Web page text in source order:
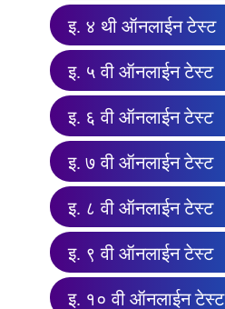
इ. ४ थी ऑनलाईन टेस्ट
इ. ५ वी ऑनलाईन टेस्ट
इ. ६ वी ऑनलाईन टेस्ट
इ. ७ वी ऑनलाईन टेस्ट
इ. ८ वी ऑनलाईन टेस्ट
इ. ९ वी ऑनलाईन टेस्ट
इ. १० वी ऑनलाईन टेस्ट